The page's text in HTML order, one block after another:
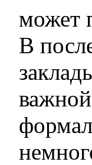
может
В